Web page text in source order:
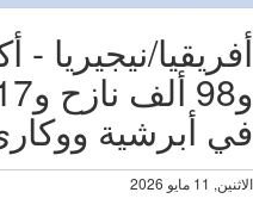
أبرشية ووكاري
مايو 2026